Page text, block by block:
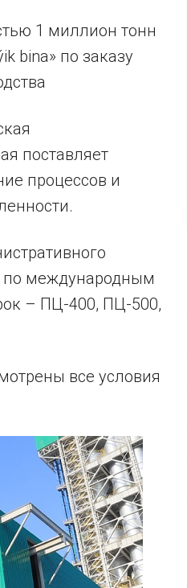
1 миллион тонн
bina» по заказу
поставляет
процессов и
по международным
– ПЦ-400, ПЦ-500,
все условия